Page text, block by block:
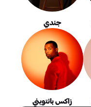
جندي
زاكس بانتويني